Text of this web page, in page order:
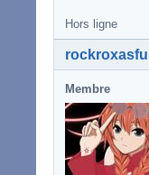
Hors ligne
rockroxasfull
Membre